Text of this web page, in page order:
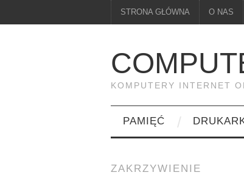
STRONA GŁÓWNA O NAS
KOMPUTERY INTERNET
PAMIĘĆ
ZAKRZYWIENIE